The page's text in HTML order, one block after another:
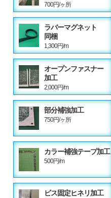
700円/ヶ所
ラバーマグネット
同梱
1,300円/m
オープンファスナー
加工
2,000円/m
部分補強加工
750円/ヶ所
カラー補強テープ加工
500円/m
ビス固定ヒネリ加工